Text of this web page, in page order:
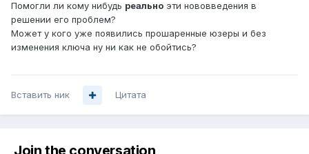
Помогли ли кому нибудь реально эти нововведения в
решении его проблем?
Может у кого уже появились прошаренные юзеры и без
изменения ключа ну ни как не обойтись?
Вставить ник Цитата